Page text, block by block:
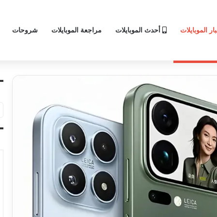
الموبايلات أحدث الموبايلات مراجعة الموبايلات شروحات